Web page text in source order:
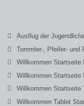
Ausflug der
Tommler-, Pfeifer- und
Willkommen Startseite
Willkommen Startseite
Willkommen Startseite
Willkommen Tablet